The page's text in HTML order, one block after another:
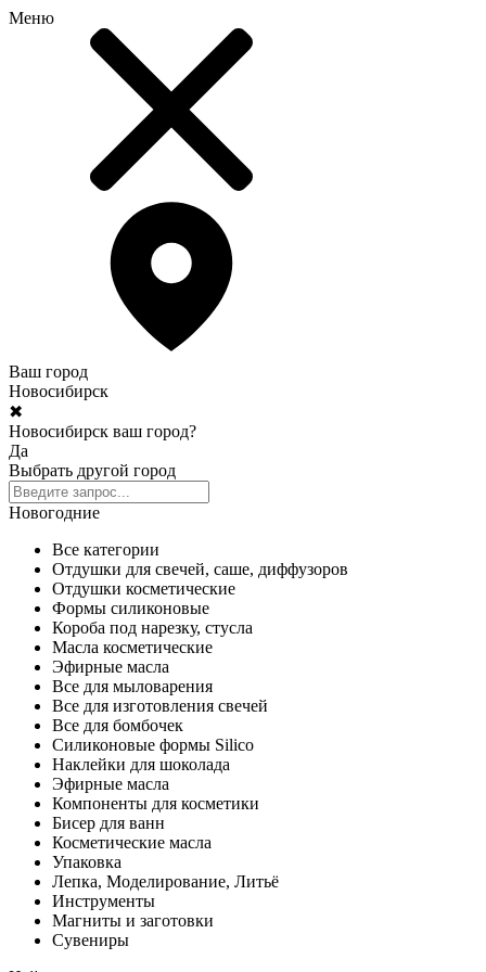
Меню
Ваш город
Новосибирск
✖
Новосибирск ваш город?
Да
Выбрать другой город
Новогодние
Все категории
Отдушки для свечей, саше, диффузоров
Отдушки косметические
Формы силиконовые
Короба под нарезку, стусла
Масла косметические
Эфирные масла
Все для мыловарения
Все для изготовления свечей
Все для бомбочек
Силиконовые формы Silico
Наклейки для шоколада
Эфирные масла
Компоненты для косметики
Бисер для ванн
Косметические масла
Упаковка
Лепка, Моделирование, Литьё
Инструменты
Магниты и заготовки
Сувениры